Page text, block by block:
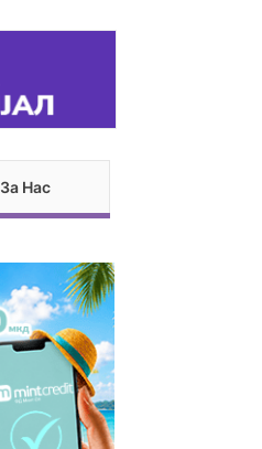
За Нас